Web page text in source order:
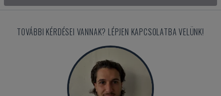
TOVÁBBI KÉRDÉSEI VANNAK? LÉPJEN KAPCSOLATBA VELÜNK!